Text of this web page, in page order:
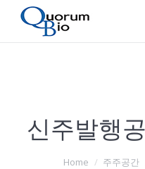
신주발행
You are here:
Home 주주공간